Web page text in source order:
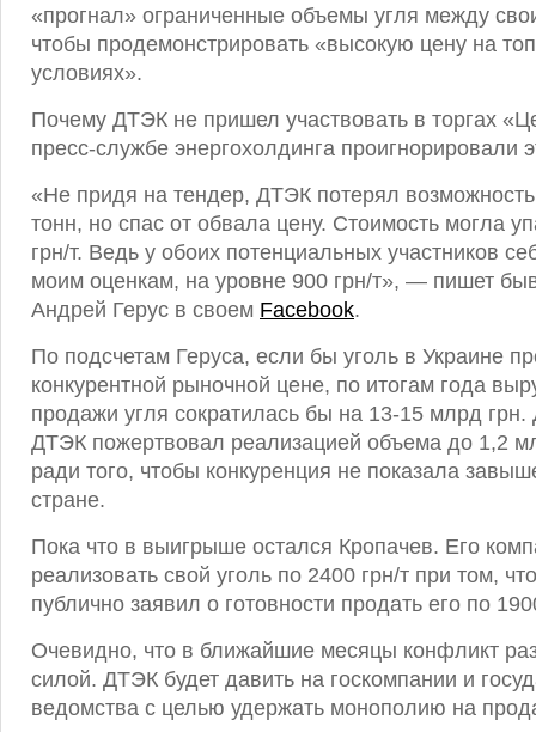
«прогнал» ограниченные объемы угля между
чтобы продемонстрировать «высокую цену на
условиях».
Почему ДТЭК не пришел участвовать в торгах
пресс-службе энергохолдинга проигнорировали
«Не придя на тендер, ДТЭК потерял
тонн, но спас от обвала цену. Стоимость могла
грн/т. Ведь у обоих потенциальных участников
моим оценкам, на уровне 900 грн/т», — пишет
Андрей Герус в своем Facebook.
По подсчетам Геруса, если бы уголь в Украине
конкурентной рыночной цене, по итогам года
продажи угля сократилась бы на 13-15 млрд
ДТЭК пожертвовал реализацией объема до 1,2
ради того, чтобы конкуренция не показала
стране.
Пока что в выигрыше остался Кропачев. Его
реализовать свой уголь по 2400 грн/т при том,
публично заявил о готовности продать его по
Очевидно, что в ближайшие месяцы конфликт
силой. ДТЭК будет давить на госкомпании и
ведомства с целью удержать монополию на